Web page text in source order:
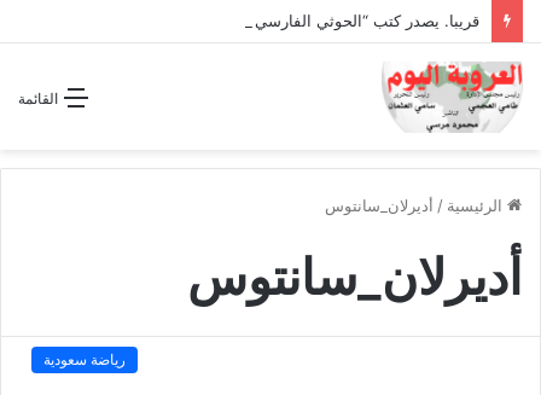
قريبا. يصدر كتب “الحوثي الفارسي المجوسي يغتال اليمن “
القائمة
الرئيسية / أديرلان_سانتوس
أديرلان_سانتوس
رياضة سعودية